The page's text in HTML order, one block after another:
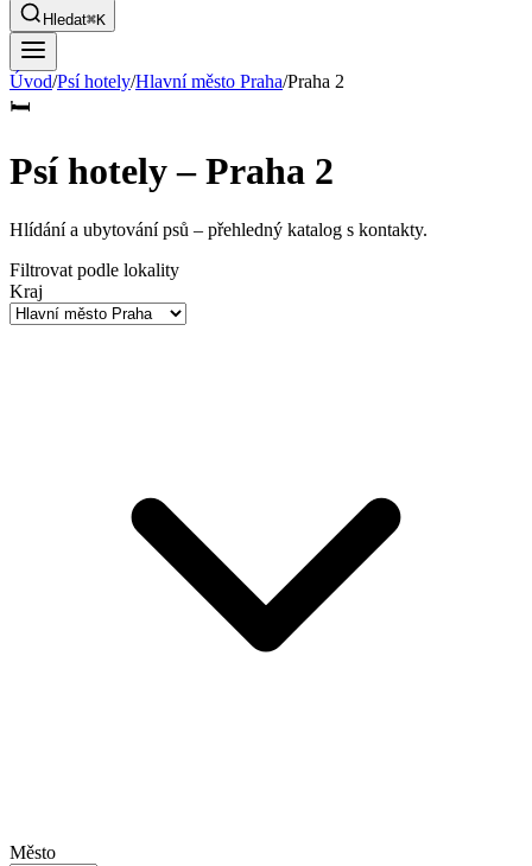
Hledat⌘K
Úvod/Psí hotely/Hlavní město Praha/Praha 2
🛏️
Psí hotely – Praha 2
Hlídání a ubytování psů – přehledný katalog s kontakty.
Filtrovat podle lokality
Kraj
Město